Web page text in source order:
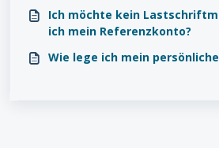
Ich möchte kein
ich mein Referenzkonto?
Wie lege ich mein